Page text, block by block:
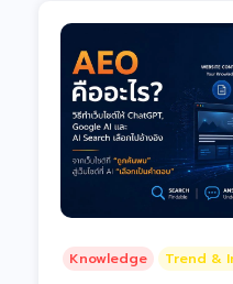
Knowledge Trend &